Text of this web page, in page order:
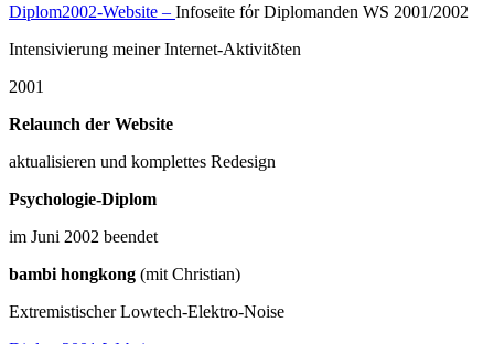
Diplom2002-Website – Infoseite fόr Diplomanden WS 2001/2002
Intensivierung meiner Internet-Aktivitδten
2001
Relaunch der Website
aktualisieren und komplettes Redesign
Psychologie-Diplom
im Juni 2002 beendet
bambi hongkong (mit Christian)
Extremistischer Lowtech-Elektro-Noise